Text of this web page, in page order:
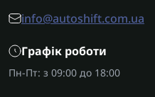
info@autoshift.com.ua
Графік роботи
Пн-Пт: з 09:00 до 18:00